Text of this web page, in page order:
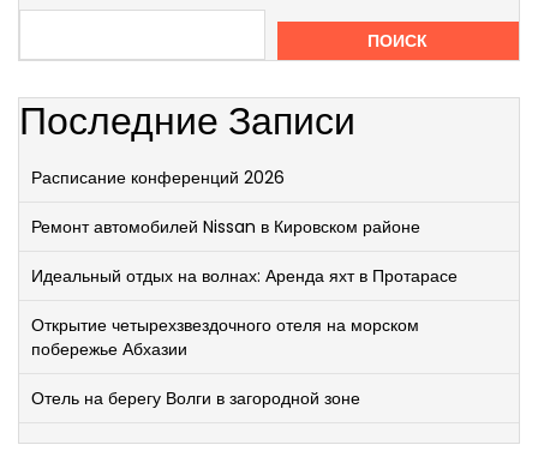
ПОИСК
Последние Записи
Расписание конференций 2026
Ремонт автомобилей Nissan в Кировском районе
Идеальный отдых на волнах: Аренда яхт в Протарасе
Открытие четырехзвездочного отеля на морском
побережье Абхазии
Отель на берегу Волги в загородной зоне